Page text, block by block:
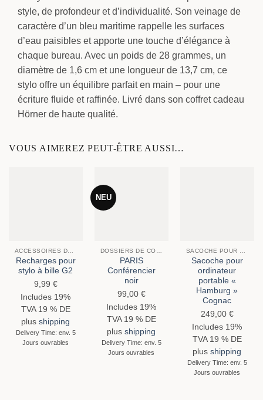
style, de profondeur et d’individualité. Son veinage de
caractère d’un bleu maritime rappelle les surfaces
d’eau paisibles et apporte une touche d’élégance à
chaque bureau. Avec un poids de 28 grammes, un
diamètre de 1,6 cm et une longueur de 13,7 cm, ce
stylo offre un équilibre parfait en main – pour une
écriture fluide et raffinée. Livré dans son coffret cadeau
Hörner de haute qualité.
VOUS AIMEREZ PEUT-ÊTRE AUSSI…
Recharges pour
stylo à bille G2
9,99 €
Includes 19%
TVA 19 % DE
plusshipping
Delivery Time: env. 5
Jours ouvrables
NEU
PARIS
Conférencier
noir
99,00 €
Includes 19%
TVA 19 % DE
plusshipping
Delivery Time: env. 5
Jours ouvrables
Sacoche pour
ordinateur
portable «
Hamburg »
Cognac
249,00 €
Includes 19%
TVA 19 % DE
plusshipping
Delivery Time: env. 5
Jours ouvrables